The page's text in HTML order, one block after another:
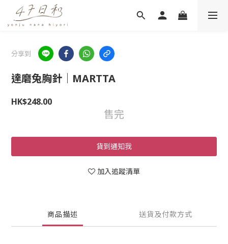
分享到
達磨兔胸針｜MARTTA
HK$248.00
售完
貨到通知我
加入追蹤清單
商品描述 送貨及付款方式